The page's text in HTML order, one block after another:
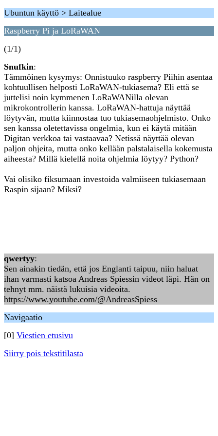
Ubuntun käyttö > Laitealue
Raspberry Pi ja LoRaWAN
(1/1)
Snufkin:
Tämmöinen kysymys: Onnistuuko raspberry Piihin asentaa
kohtuullisen helposti LoRaWAN-tukiasema? Eli että se
juttelisi noin kymmenen LoRaWANilla olevan
mikrokontrollerin kanssa. LoRaWAN-hattuja näyttää
löytyvän, mutta kiinnostaa tuo tukiasemaohjelmisto. Onko
sen kanssa oletettavissa ongelmia, kun ei käytä mitään
Digitan verkkoa tai vastaavaa? Netissä näyttää olevan
paljon ohjeita, mutta onko kellään palstalaisella kokemusta
aiheesta? Millä kielellä noita ohjelmia löytyy? Python?
Vai olisiko fiksumaan investoida valmiiseen tukiasemaan
Raspin sijaan? Miksi?
qwertyy:
Sen ainakin tiedän, että jos Englanti taipuu, niin haluat
ihan varmasti katsoa Andreas Spiessin videot läpi. Hän on
tehnyt mm. näistä lukuisia videoita.
https://www.youtube.com/@AndreasSpiess
Navigaatio
[0] Viestien etusivu
Siirry pois tekstitilasta